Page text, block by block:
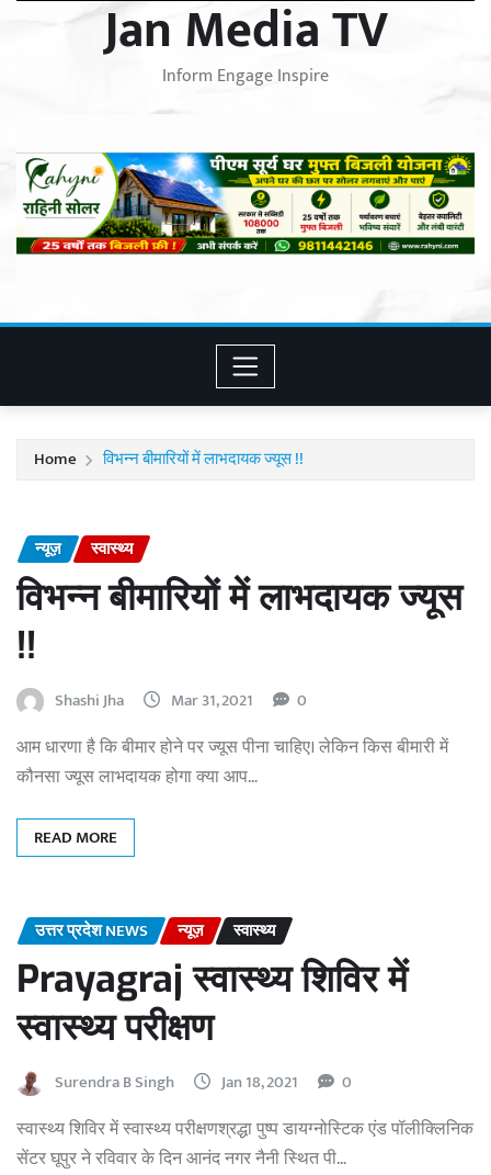
Jan Media TV
Inform Engage Inspire
Home विभन्न बीमारियों में लाभदायक ज्यूस !!
न्यूज़ स्वास्थ्य
विभन्न बीमारियों में लाभदायक ज्यूस
!!
Shashi Jha Mar 31, 2021 0
आम धारणा है कि बीमार होने पर ज्यूस पीना चाहिए। लेकिन किस बीमारी में
कौनसा ज्यूस लाभदायक होगा क्या आप…
READ MORE
उत्तर प्रदेश NEWS न्यूज़ स्वास्थ्य
Prayagraj स्वास्थ्य शिविर में
स्वास्थ्य परीक्षण
Surendra B Singh Jan 18, 2021 0
स्वास्थ्य शिविर में स्वास्थ्य परीक्षणश्रद्धा पुष्प डायग्नोस्टिक एंड पॉलीक्लिनिक
सेंटर घूपुर ने रविवार के दिन आनंद नगर नैनी स्थित पी…